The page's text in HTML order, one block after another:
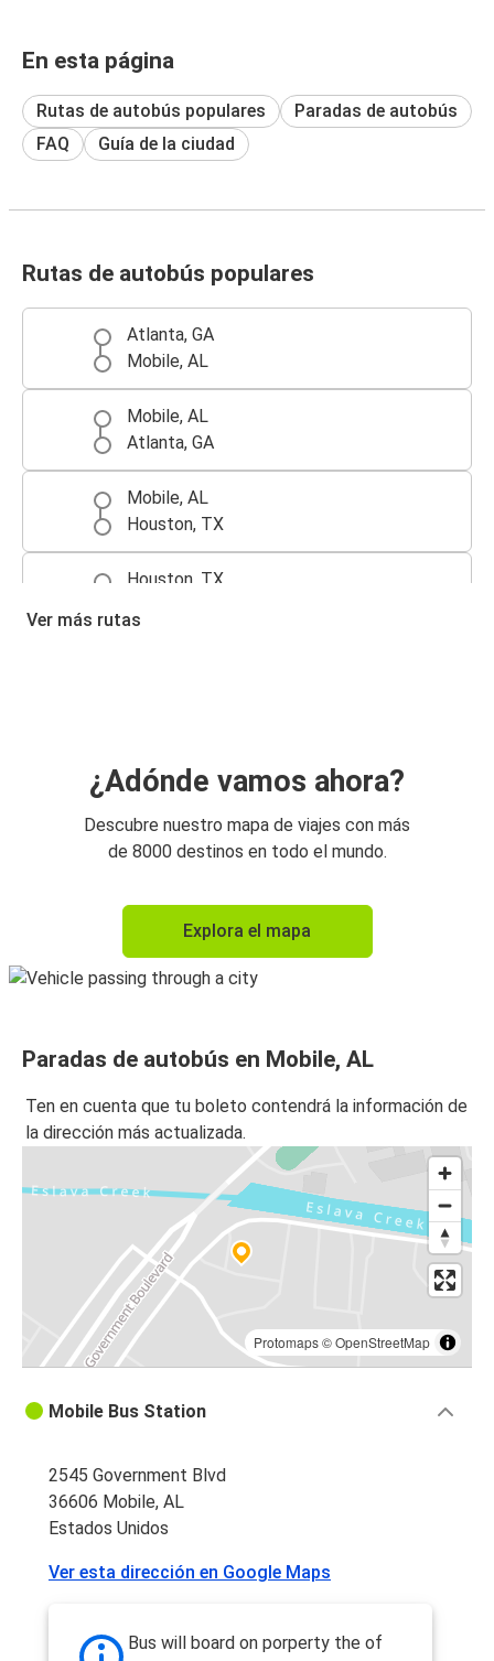
En esta página
Rutas de autobús populares
Paradas de autobús
FAQ
Guía de la ciudad
Rutas de autobús populares
Atlanta, GA
Mobile, AL
Mobile, AL
Atlanta, GA
Mobile, AL
Houston, TX
Houston, TX
Monterrey, MX
Ver más rutas
¿Adónde vamos ahora?
Descubre nuestro mapa de viajes con más
de 8000 destinos en todo el mundo.
Explora el mapa
Paradas de autobús en Mobile, AL
Ten en cuenta que tu boleto contendrá la información de
la dirección más actualizada.
Protomaps©OpenStreetMap
Mobile Bus Station
2545 Government Blvd
36606 Mobile, AL
Estados Unidos
Ver esta dirección en Google Maps
Bus will board on porperty the of